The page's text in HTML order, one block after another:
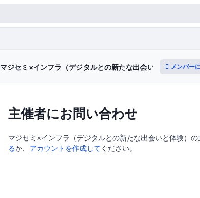
マジセミ×インフラ（デジタルとの新たな出会いと体験）メンバー
主催者にお問い合わせ
マジセミ×インフラ（デジタルとの新たな出会いと体験）
るか、 アカウントを作成して ください。